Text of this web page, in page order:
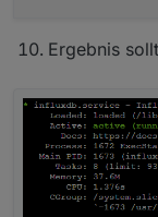
Ergebnis